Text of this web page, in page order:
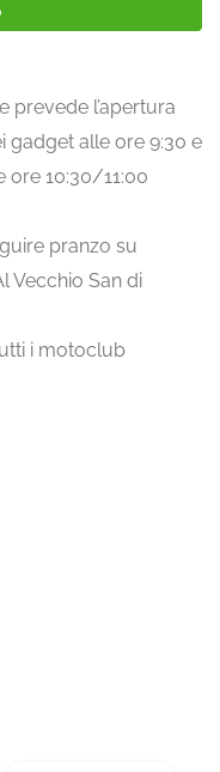
prevede l’apertura
gadget alle ore 9:30 e
ore 10:30/11:00
pranzo su
Vecchio San di
i motoclub